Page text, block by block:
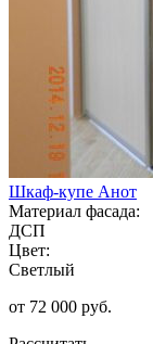
Шкаф-купе Анот
Материал фасада:
ДСП
Цвет:
Светлый
от 72 000 руб.